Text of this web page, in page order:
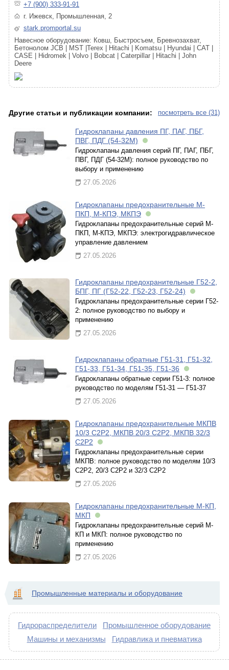
+7 (900) 333-91-91
г. Ижевск, Промышленная, 2
stark.promportal.su
Навесное оборудование: Ковш, Быстросъем, Бревнозахват,
Бетонолом JCB | MST |Terex | Hitachi | Komatsu | Hyundai | CAT |
CASE | Hidromek | Volvo | Bobcat | Caterpillar | Hitachi | John
Deere
посмотреть все (31)
Другие статьи и публикации компании:
Гидроклапаны давления ПГ, ПАГ, ПБГ,
ПВГ, ПДГ (54-32М)
Гидроклапаны давления серий ПГ, ПАГ, ПБГ,
ПВГ, ПДГ (54-32М): полное руководство по
выбору и применению
27.05.2026
Гидроклапаны предохранительные М-
ПКП, М-КПЭ, МКПЭ
Гидроклапаны предохранительные серий М-
ПКП, М-КПЭ, МКПЭ: электрогидравлическое
управление давлением
27.05.2026
Гидроклапаны предохранительные Г52-2,
БПГ, ПГ (Г52-22, Г52-23, Г52-24)
Гидроклапаны предохранительные серии Г52-
2: полное руководство по выбору и
применению
27.05.2026
Гидроклапаны обратные Г51-31, Г51-32,
Г51-33, Г51-34, Г51-35, Г51-36
Гидроклапаны обратные серии Г51-3: полное
руководство по моделям Г51-31 — Г51-37
27.05.2026
Гидроклапаны предохранительные МКПВ
10/3 С2Р2, МКПВ 20/3 С2Р2, МКПВ 32/3
С2Р2
Гидроклапаны предохранительные серии
МКПВ: полное руководство по моделям 10/3
С2Р2, 20/3 С2Р2 и 32/3 С2Р2
27.05.2026
Гидроклапаны предохранительные М-КП,
МКП
Гидроклапаны предохранительные серий М-
КП и МКП: полное руководство по
применению
27.05.2026
Промышленные материалы и оборудование
Гидрораспределители
Промышленное оборудование
Машины и механизмы
Гидравлика и пневматика